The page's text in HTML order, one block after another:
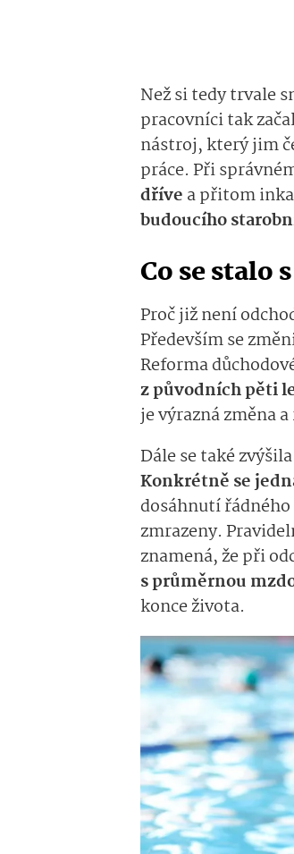
Než si tedy trvale
pracovníci tak
nástroj, který jim
práce. Při
dříve a přitom
budoucího
Co se stalo
Proč již není
Především se
Reforma
z původních pěti
je výrazná změna
Dále se také zvýšila
Konkrétně se
dosáhnutí
zmrazeny.
znamená, že při
s průměrnou
konce života.